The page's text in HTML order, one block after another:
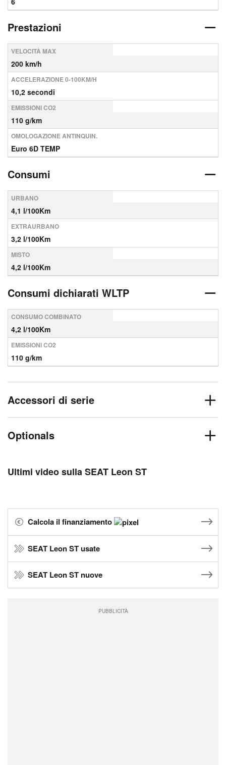
Prestazioni
VELOCITÀ MAX
200 km/h
ACCELERAZIONE 0-100KM/H
10,2 secondi
EMISSIONI CO2
110 g/km
OMOLOGAZIONE ANTINQUIN.
Euro 6D TEMP
Consumi
URBANO
4,1 l/100Km
EXTRAURBANO
3,2 l/100Km
MISTO
4,2 l/100Km
Consumi dichiarati WLTP
CONSUMO COMBINATO
4,2 l/100Km
EMISSIONI CO2
110 g/km
Accessori di serie
Optionals
Ultimi video sulla SEAT Leon ST
Calcola il finanziamento
SEAT Leon ST usate
SEAT Leon ST nuove
PUBBLICITÀ